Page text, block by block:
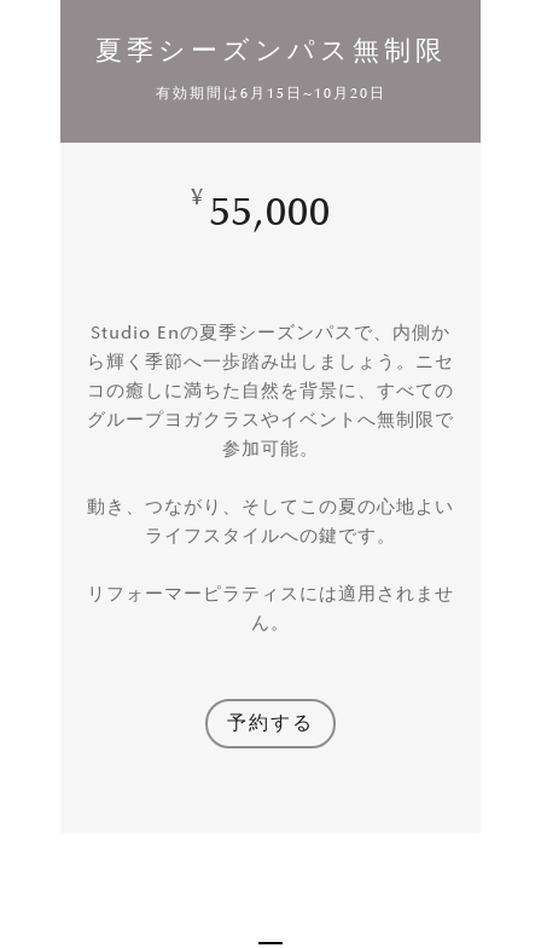
夏季シーズンパス無制限
有効期間は6月15日~10月20日
¥ 55,000
Studio Enの夏季シーズンパスで、内側か
ら輝く季節へ一歩踏み出しましょう。ニセ
コの癒しに満ちた自然を背景に、すべての
グループヨガクラスやイベントへ無制限で
参加可能。
動き、つながり、そしてこの夏の心地よい
ライフスタイルへの鍵です。
リフォーマーピラティスには適用されませ
ん。
予約する